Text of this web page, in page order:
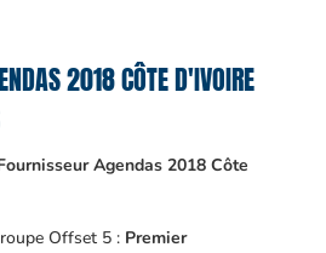
2018 CÔTE D'IVOIRE
Agendas 2018 Côte
Offset 5 : Premier